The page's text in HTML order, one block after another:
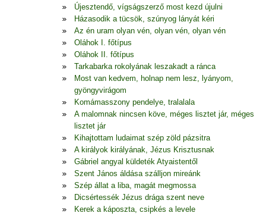
Újesztendő, vígságszerző most kezd újulni
Házasodik a tücsök, szúnyog lányát kéri
Az én uram olyan vén, olyan vén, olyan vén
Oláhok I. főtípus
Oláhok II. főtípus
Tarkabarka rokolyának leszakadt a ránca
Most van kedvem, holnap nem lesz, lyányom,
gyöngyvirágom
Komámasszony pendelye, tralalala
A malomnak nincsen köve, méges lisztet jár, méges
lisztet jár
Kihajtottam ludaimat szép zöld pázsitra
A királyok királyának, Jézus Krisztusnak
Gábriel angyal küldeték Atyaistentől
Szent János áldása szálljon mireánk
Szép állat a liba, magát megmossa
Dicsértessék Jézus drága szent neve
Kerek a káposzta, csipkés a levele